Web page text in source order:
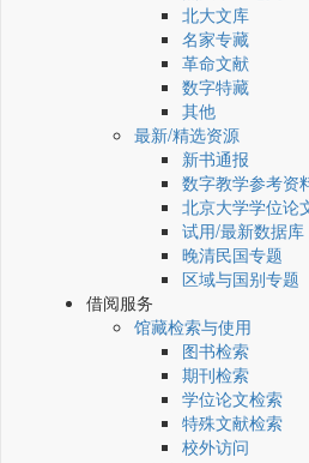
北大文库
名家专藏
革命文献
数字特藏
其他
最新/精选资源
新书通报
数字教学参考资
北京大学学位论
试用/最新数据库
晚清民国专题
区域与国别专题
借阅服务
馆藏检索与使用
图书检索
期刊检索
学位论文检索
特殊文献检索
校外访问